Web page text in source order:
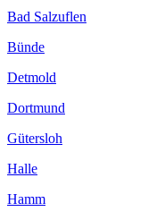
Bad Salzuflen
Bünde
Detmold
Dortmund
Gütersloh
Halle
Hamm